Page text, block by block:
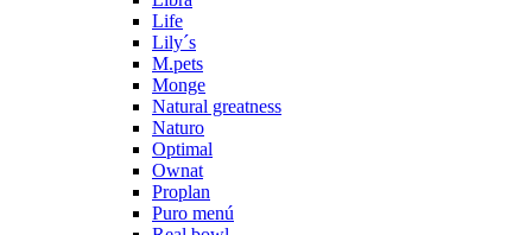
Life
Lily´s
M.pets
Monge
Natural greatness
Naturo
Optimal
Ownat
Proplan
Puro menú